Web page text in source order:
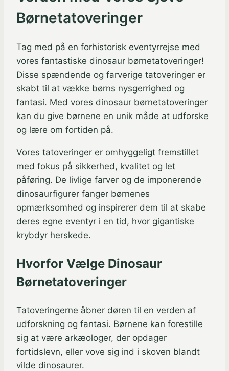
Børnetatoveringer
Tag med på en forhistorisk eventyrrejse med
vores fantastiske dinosaur børnetatoveringer!
Disse spændende og farverige tatoveringer er
skabt til at vække børns nysgerrighed og
fantasi. Med vores dinosaur børnetatoveringer
kan du give børnene en unik måde at udforske
og lære om fortiden på.
Vores tatoveringer er omhyggeligt fremstillet
med fokus på sikkerhed, kvalitet og let
påføring. De livlige farver og de imponerende
dinosaurfigurer fanger børnenes
opmærksomhed og inspirerer dem til at skabe
deres egne eventyr i en tid, hvor gigantiske
krybdyr herskede.
Hvorfor Vælge Dinosaur
Børnetatoveringer
Tatoveringerne åbner døren til en verden af
udforskning og fantasi. Børnene kan forestille
sig at være arkæologer, der opdager
fortidslevn, eller vove sig ind i skoven blandt
vilde dinosaurer.